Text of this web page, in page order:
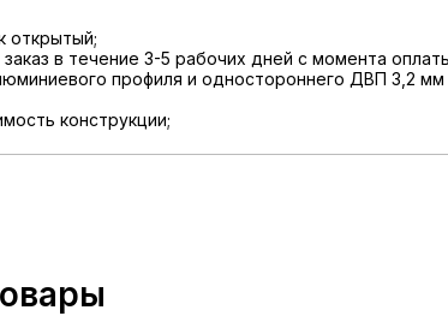
открытый;
в течение 3-5 рабочих дней с момента
профиля и одностороннего ДВП
конструкции;